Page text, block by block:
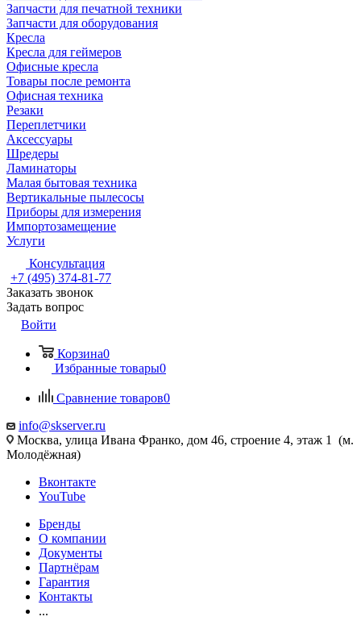
Запчасти для печатной техники
Запчасти для оборудования
Кресла
Кресла для геймеров
Офисные кресла
Товары после ремонта
Офисная техника
Резаки
Переплетчики
Аксессуары
Шредеры
Ламинаторы
Малая бытовая техника
Вертикальные пылесосы
Приборы для измерения
Импортозамещение
Услуги
Консультация
+7 (495) 374-81-77
Заказать звонок
Задать вопрос
Войти
Корзина0
Избранные товары0
Сравнение товаров0
info@skserver.ru
Москва, улица Ивана Франко, дом 46, строение 4, этаж 1 (м.
Молодёжная)
Вконтакте
YouTube
Бренды
О компании
Документы
Партнёрам
Гарантия
Контакты
...